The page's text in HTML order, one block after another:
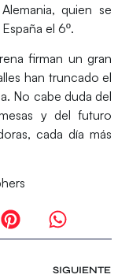
quien se
el 6º.
firman un gran
han truncado el
. No cabe duda del
y del futuro
cada día más
SIGUIENTE